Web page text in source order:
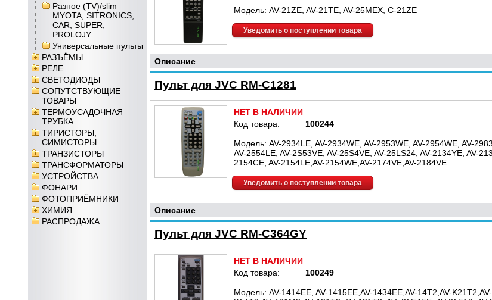
Разное (TV)/slim
MYOTA, SITRONICS,
CAR, SUPER,
PROLOJY
Универсальные пульты
РАЗЪЁМЫ
РЕЛЕ
СВЕТОДИОДЫ
СОПУТСТВУЮЩИЕ
ТОВАРЫ
ТЕРМОУСАДОЧНАЯ
ТРУБКА
ТИРИСТОРЫ,
СИМИСТОРЫ
ТРАНЗИСТОРЫ
ТРАНСФОРМАТОРЫ
УСТРОЙСТВА
ФОНАРИ
ФОТОПРИЁМНИКИ
ХИМИЯ
РАСПРОДАЖА
Модель: AV-21ZE, AV-21TE, AV-25MEX, C-21ZE
Уведомить о поступлении товара
Описание
Пульт для JVC RM-C1281
НЕТ В НАЛИЧИИ
Код товара:
100244
Модель: AV-2934LE, AV-2934WE, AV-2953WE, AV-2954WE, AV-
AV-2554LE, AV-2S53VE, AV-25S4VE, AV-25LS24, AV-2134YE, AV-
2154CE, AV-2154LE,AV-2154WE,AV-2174VE,AV-2184VE
Уведомить о поступлении товара
Описание
Пульт для JVC RM-C364GY
НЕТ В НАЛИЧИИ
Код товара:
100249
Модель: AV-1414EE, AV-1415EE,AV-1434EE,AV-14T2,AV-